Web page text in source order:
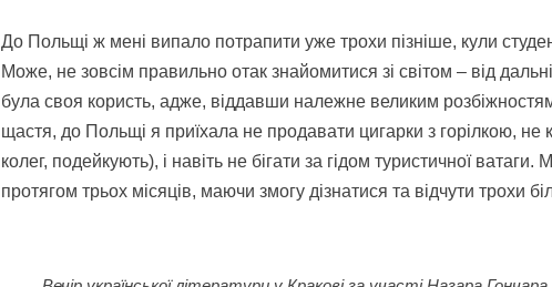
До Польщі ж мені випало потрапити уже трохи пізніше, кули
Може, не зовсім правильно отак знайомитися зі світом – від
була своя користь, адже, віддавши належне великим
щастя, до Польщі я приїхала не продавати цигарки з горілкою, не
колег, подейкують), і навіть не бігати за гідом туристичної
протягом трьох місяців, маючи змогу дізнатися та відчути трохи